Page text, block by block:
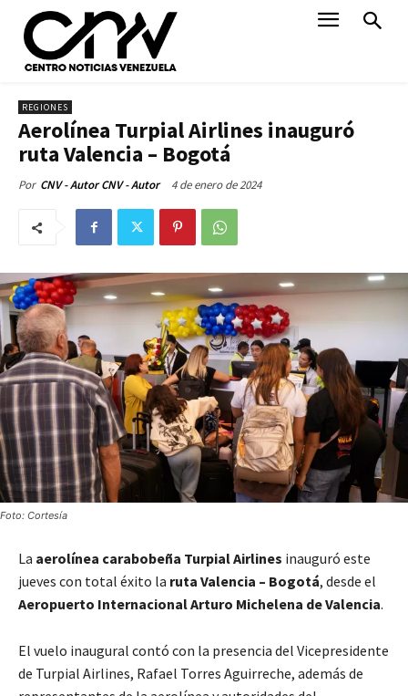
REGIONES
Aerolínea Turpial Airlines inauguró
ruta Valencia – Bogotá
Por CNV - Autor CNV - Autor 4 de enero de 2024
Foto: Cortesía
La aerolínea carabobeña Turpial Airlines inauguró este
jueves con total éxito la ruta Valencia – Bogotá, desde el
Aeropuerto Internacional Arturo Michelena de Valencia.
El vuelo inaugural contó con la presencia del Vicepresidente
de Turpial Airlines, Rafael Torres Aguirreche, además de